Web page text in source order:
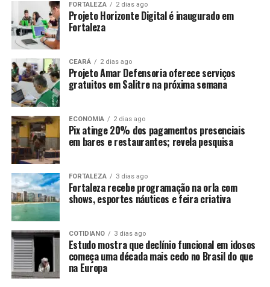
FORTALEZA 2 dias ago
Projeto Horizonte Digital é inaugurado em
Fortaleza
CEARÁ 2 dias ago
Projeto Amar Defensoria oferece serviços
gratuitos em Salitre na próxima semana
ECONOMIA 2 dias ago
Pix atinge 20% dos pagamentos presenciais
em bares e restaurantes; revela pesquisa
FORTALEZA 3 dias ago
Fortaleza recebe programação na orla com
shows, esportes náuticos e feira criativa
COTIDIANO 3 dias ago
Estudo mostra que declínio funcional em idosos
começa uma década mais cedo no Brasil do que
na Europa